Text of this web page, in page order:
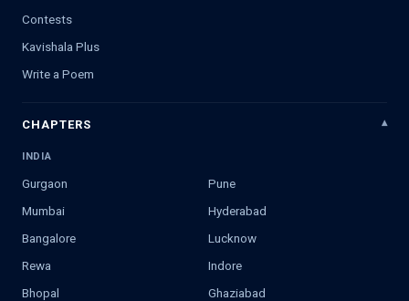
Contests
Kavishala Plus
Write a Poem
CHAPTERS
INDIA
Gurgaon
Pune
Mumbai
Hyderabad
Bangalore
Lucknow
Rewa
Indore
Bhopal
Ghaziabad